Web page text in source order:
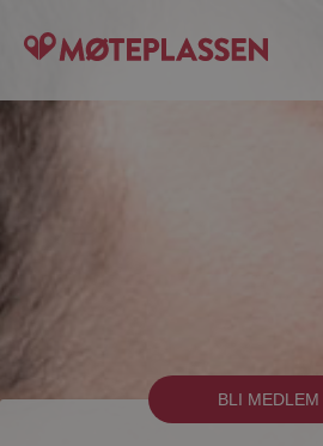
BLI MEDLEM